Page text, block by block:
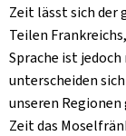
Zeit lässt sich der
Teilen
Sprache ist
unterscheiden
unseren
Zeit das